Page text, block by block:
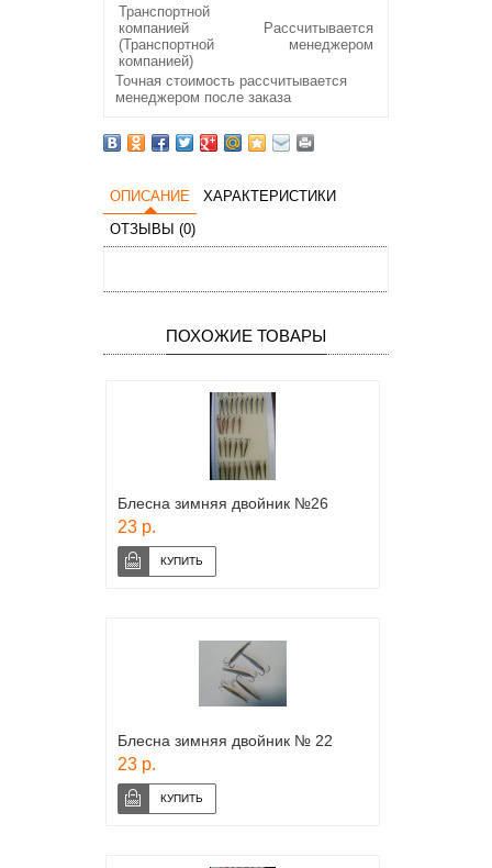
Транспортной
компанией
(Транспортной
компанией)
Рассчитывается
менеджером
Точная стоимость рассчитывается
менеджером после заказа
ОПИСАНИЕ
ХАРАКТЕРИСТИКИ
ОТЗЫВЫ (0)
ПОХОЖИЕ ТОВАРЫ
Блесна зимняя двойник №26
23 р.
Блесна зимняя двойник № 22
23 р.